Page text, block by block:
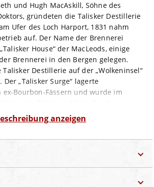
und Hugh MacAskill, Söhne des
gründeten die Talisker Destillerie
Ufer des Loch Harport, 1831 nahm
auf. Der Name der Brennerei
House“ der MacLeods, einige
Brennerei in den Bergen gelegen.
Destillerie auf der „Wolkeninsel“
Der „Talisker Surge“ lagerte
Bourbon-Fässern und wurde im
mit Vanille und Karamell, Bratäpfeln
Schinken.
zeigt er sich mit süß mit
intensiv rauchig dabei mit Vanille und
anzeigen